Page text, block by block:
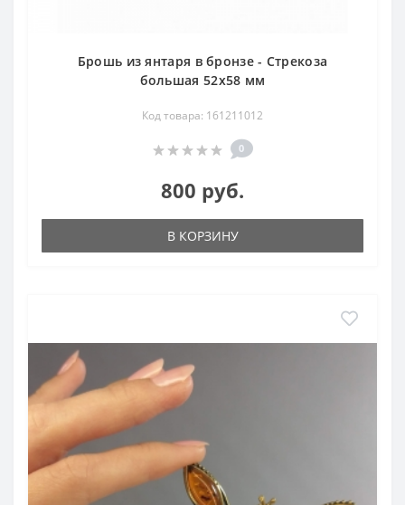
Брошь из янтаря в бронзе - Стрекоза
большая 52х58 мм
Код товара: 161211012
0
800 руб.
В КОРЗИНУ